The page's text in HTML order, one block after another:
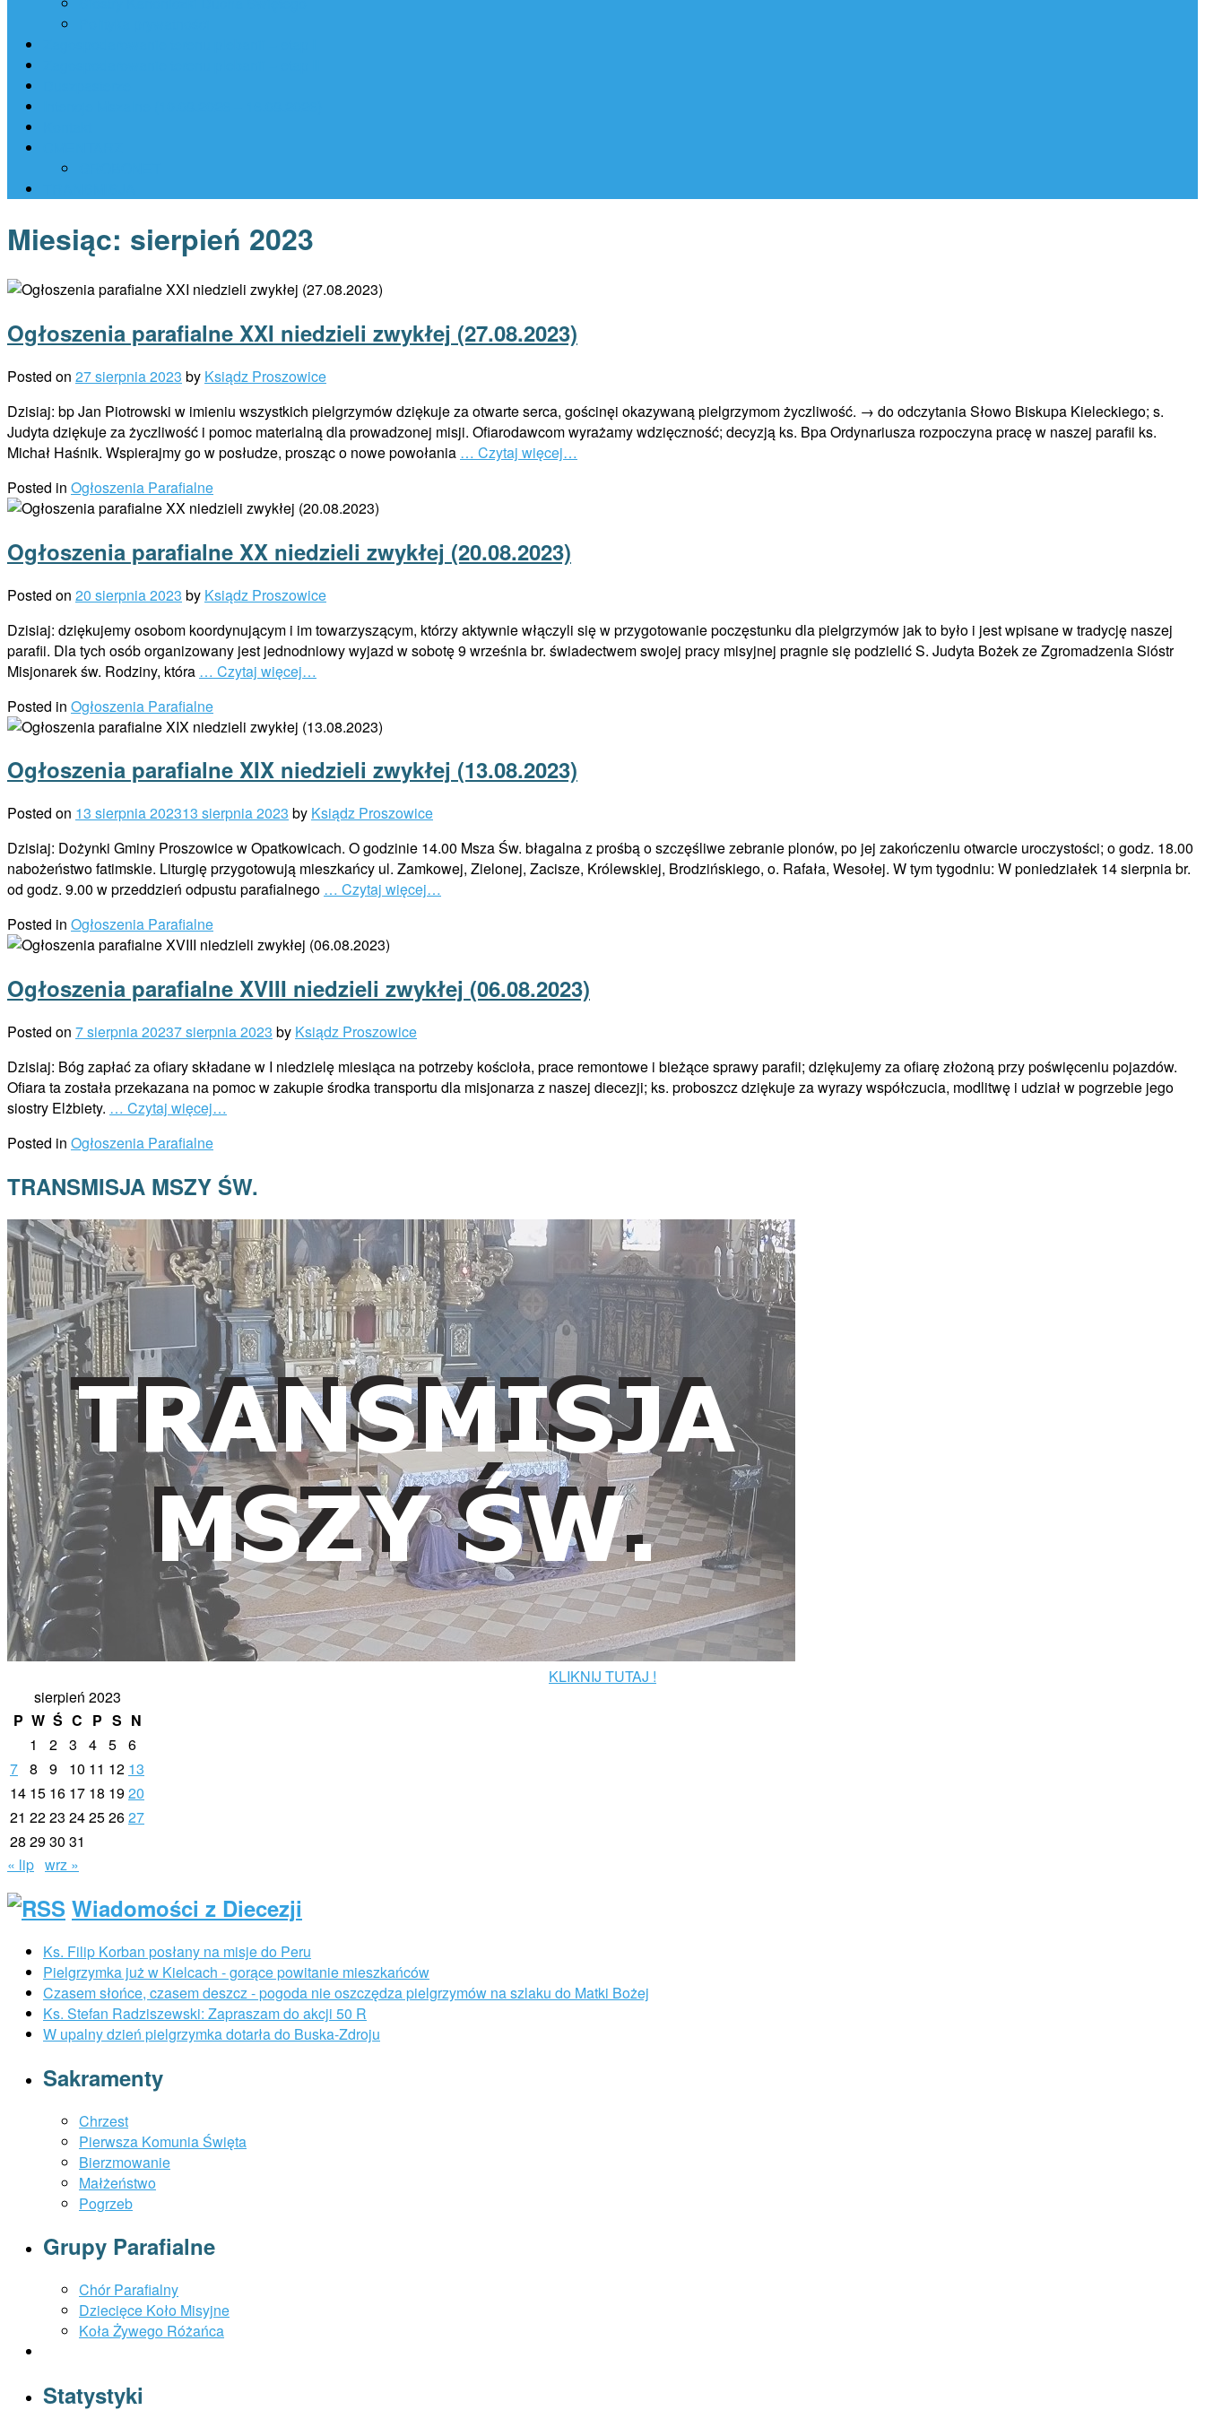
Miesiąc: sierpień 2023
Ogłoszenia parafialne XXI niedzieli zwykłej (27.08.2023)
Posted on 27 sierpnia 2023 by Ksiądz Proszowice
Dzisiaj: bp Jan Piotrowski w imieniu wszystkich pielgrzymów dziękuje za otwarte serca, gościnęi okazywaną pielgrzymom życzliwość. → do odczytania Słowo Biskupa Kieleckiego; s.
Judyta dziękuje za życzliwość i pomoc materialną dla prowadzonej misji. Ofiarodawcom wyrażamy wdzięczność; decyzją ks. Bpa Ordynariusza rozpoczyna pracę w naszej parafii ks.
Michał Haśnik. Wspierajmy go w posłudze, prosząc o nowe powołania … Czytaj więcej…
Posted in Ogłoszenia Parafialne
Ogłoszenia parafialne XX niedzieli zwykłej (20.08.2023)
Posted on 20 sierpnia 2023 by Ksiądz Proszowice
Dzisiaj: dziękujemy osobom koordynującym i im towarzyszącym, którzy aktywnie włączyli się w przygotowanie poczęstunku dla pielgrzymów jak to było i jest wpisane w tradycję naszej
parafii. Dla tych osób organizowany jest jednodniowy wyjazd w sobotę 9 września br. świadectwem swojej pracy misyjnej pragnie się podzielić S. Judyta Bożek ze Zgromadzenia Sióstr
Misjonarek św. Rodziny, która … Czytaj więcej…
Posted in Ogłoszenia Parafialne
Ogłoszenia parafialne XIX niedzieli zwykłej (13.08.2023)
Posted on 13 sierpnia 202313 sierpnia 2023 by Ksiądz Proszowice
Dzisiaj: Dożynki Gminy Proszowice w Opatkowicach. O godzinie 14.00 Msza Św. błagalna z prośbą o szczęśliwe zebranie plonów, po jej zakończeniu otwarcie uroczystości; o godz. 18.00
nabożeństwo fatimskie. Liturgię przygotowują mieszkańcy ul. Zamkowej, Zielonej, Zacisze, Królewskiej, Brodzińskiego, o. Rafała, Wesołej. W tym tygodniu: W poniedziałek 14 sierpnia br.
od godz. 9.00 w przeddzień odpustu parafialnego … Czytaj więcej…
Posted in Ogłoszenia Parafialne
Ogłoszenia parafialne XVIII niedzieli zwykłej (06.08.2023)
Posted on 7 sierpnia 20237 sierpnia 2023 by Ksiądz Proszowice
Dzisiaj: Bóg zapłać za ofiary składane w I niedzielę miesiąca na potrzeby kościoła, prace remontowe i bieżące sprawy parafii; dziękujemy za ofiarę złożoną przy poświęceniu pojazdów.
Ofiara ta została przekazana na pomoc w zakupie środka transportu dla misjonarza z naszej diecezji; ks. proboszcz dziękuje za wyrazy współczucia, modlitwę i udział w pogrzebie jego
siostry Elżbiety. … Czytaj więcej…
Posted in Ogłoszenia Parafialne
TRANSMISJA MSZY ŚW.
KLIKNIJ TUTAJ !
sierpień 2023
P W Ś C P S N
1
2 3 4 5 6
7 8 9 10 11 12 13
14 15 16 17 18 1920
21 2223 24252627
28 2930 31
« lip wrz »
Wiadomości z Diecezji
Ks. Filip Korban posłany na misje do Peru
Pielgrzymka już w Kielcach - gorące powitanie mieszkańców
Czasem słońce, czasem deszcz - pogoda nie oszczędza pielgrzymów na szlaku do Matki Bożej
Ks. Stefan Radziszewski: Zapraszam do akcji 50 R
W upalny dzień pielgrzymka dotarła do Buska-Zdroju
Sakramenty
Chrzest
Pierwsza Komunia Święta
Bierzmowanie
Małżeństwo
Pogrzeb
Grupy Parafialne
Chór Parafialny
Dziecięce Koło Misyjne
Koła Żywego Różańca
Statystyki